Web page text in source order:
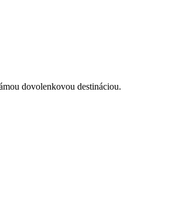
dovolenkovou destináciou.